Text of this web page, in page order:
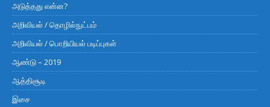
அடுத்தது என்ன?
அறிவியல் / தொழில்நுட்பம்
அறிவியல் / பொறியியல் படிப்புகள்
ஆண்டு – 2019
ஆத்திசூடி
இசை